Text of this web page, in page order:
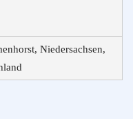
Niedersachsen,